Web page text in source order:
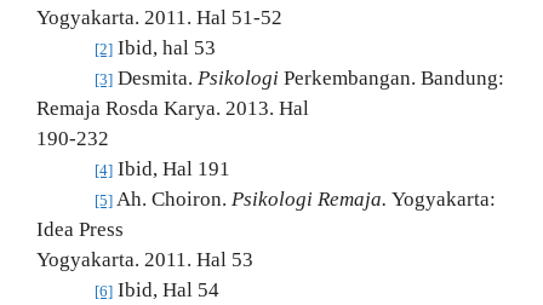
Yogyakarta. 2011. Hal 51-52
[2] Ibid, hal 53
[3] Desmita. Psikologi Perkembangan. Bandung:
Remaja Rosda Karya. 2013. Hal
190-232
[4] Ibid, Hal 191
[5] Ah. Choiron. Psikologi Remaja. Yogyakarta:
Idea Press
Yogyakarta. 2011. Hal 53
[6] Ibid, Hal 54